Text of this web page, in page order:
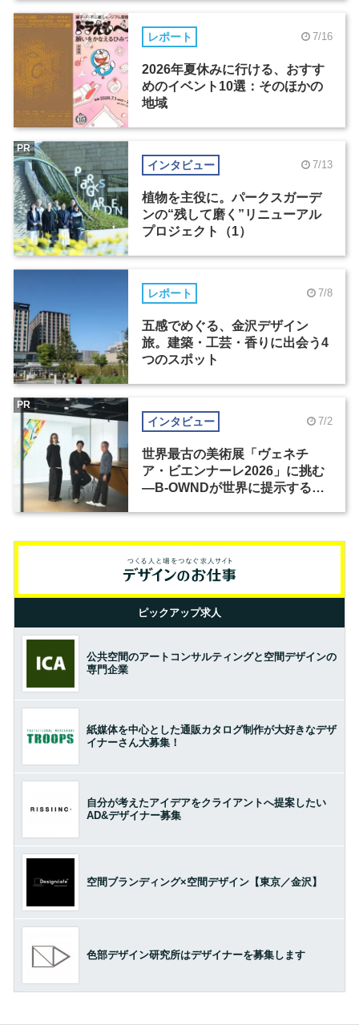
レポート 7/16
2026年夏休みに行ける、おすす
めのイベント10選：そのほかの
地域
インタビュー 7/13
植物を主役に。パークスガーデ
ンの“残して磨く”リニューアル
プロジェクト（1）
PR
レポート 7/8
五感でめぐる、金沢デザイン
旅。建築・工芸・香りに出会う4
つのスポット
インタビュー 7/2
世界最古の美術展「ヴェネチ
ア・ビエンナーレ2026」に挑む
―B-OWNDが世界に提示する美
PR
ピックアップ求人
公共空間のアートコンサルティングと空間デザインの
専門企業
紙媒体を中心とした通販カタログ制作が大好きなデザ
イナーさん大募集！
自分が考えたアイデアをクライアントへ提案したい
AD&デザイナー募集
空間ブランディング×空間デザイン【東京／金沢】
色部デザイン研究所はデザイナーを募集します